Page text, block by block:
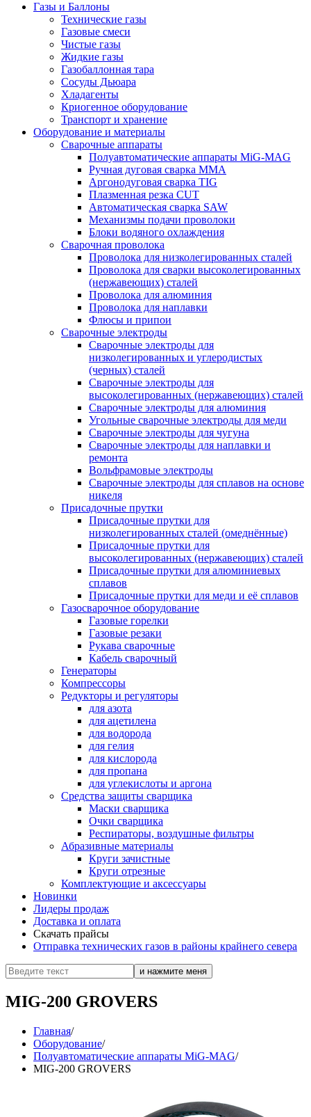
Газы и Баллоны
Технические газы
Газовые смеси
Чистые газы
Жидкие газы
Газобаллонная тара
Сосуды Дьюара
Хладагенты
Криогенное оборудование
Транспорт и хранение
Оборудование и материалы
Сварочные аппараты
Полуавтоматические аппараты MiG-MAG
Ручная дуговая сварка MMA
Аргонодуговая сварка TIG
Плазменная резка CUT
Автоматическая сварка SAW
Механизмы подачи проволоки
Блоки водяного охлаждения
Сварочная проволока
Проволока для низколегированных сталей
Проволока для сварки высоколегированных
(нержавеющих) сталей
Проволока для алюминия
Проволока для наплавки
Флюсы и припои
Сварочные электроды
Сварочные электроды для
низколегированных и углеродистых
(черных) сталей
Сварочные электроды для
высоколегированных (нержавеющих) сталей
Сварочные электроды для алюминия
Угольные сварочные электроды для меди
Сварочные электроды для чугуна
Сварочные электроды для наплавки и
ремонта
Вольфрамовые электроды
Сварочные электроды для сплавов на основе
никеля
Присадочные прутки
Присадочные прутки для
низколегированных сталей (омеднённые)
Присадочные прутки для
высоколегированных (нержавеющих) сталей
Присадочные прутки для алюминиевых
сплавов
Присадочные прутки для меди и её сплавов
Газосварочное оборудование
Газовые горелки
Газовые резаки
Рукава сварочные
Кабель сварочный
Генераторы
Компрессоры
Редукторы и регуляторы
для азота
для ацетилена
для водорода
для гелия
для кислорода
для пропана
для углекислоты и аргона
Средства защиты сварщика
Маски сварщика
Очки сварщика
Респираторы, воздушные фильтры
Абразивные материалы
Круги зачистные
Круги отрезные
Комплектующие и аксессуары
Новинки
Лидеры продаж
Доставка и оплата
Скачать прайсы
Отправка технических газов в районы крайнего севера
MIG-200 GROVERS
Главная/
Оборудование/
Полуавтоматические аппараты MiG-MAG/
MIG-200 GROVERS